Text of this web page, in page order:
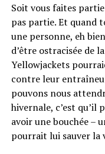
Soit vous faites
pas partie. Et quand
une personne, eh
d’être ostracisée de
Yellowjackets
contre leur
pouvons nous
hivernale, c’est qu’il
avoir une bouchée –
pourrait lui sauver la